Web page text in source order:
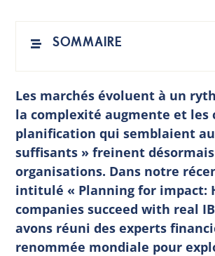
SOMMAIRE
Les marchés évoluent à un
la complexité augmente et les
planification qui semblaient
suffisants » freinent
organisations. Dans notre
intitulé « Planning for impact:
companies succeed with real
avons réuni des experts
renommée mondiale pour